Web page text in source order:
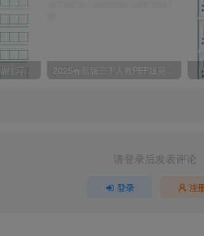
三年级语文上册一字三描红写字表字帖
请登录后发表评论
登录 注